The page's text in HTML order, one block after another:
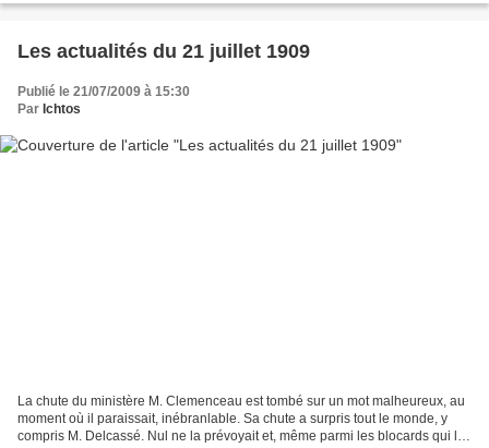
Les actualités du 21 juillet 1909
Publié le 21/07/2009 à 15:30
Par Ichtos
La chute du ministère M. Clemenceau est tombé sur un mot malheureux, au
moment où il paraissait, inébranlable. Sa chute a surpris tout le monde, y
compris M. Delcassé. Nul ne la prévoyait et, même parmi les blocards qui la